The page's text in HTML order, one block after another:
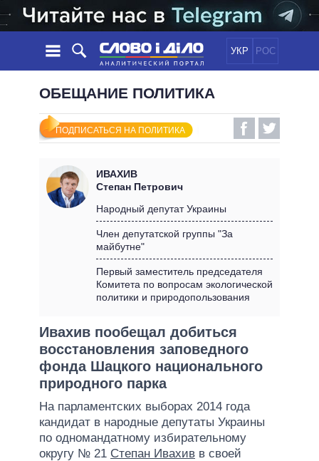
УКР РОС
НОВОСТИ
ЛЕНТА
СОБЫТИЯ
СТАТЬИ
МНЕНИЯ
ОБЗОРЫ
ДАЙДЖЕСТЫ
ПОЛИТИКА
ЭКОНОМИКА
МИР
ОБЕЩАНИЯ
ВСЕ ПОЛИТИКИ
ПРЕЗИДЕНТ И ОФИС
КАБИНЕТ МИНИСТРОВ
ГЛАВЫ ОБЛАДМИНИСТРАЦИЙ
ИНФОГРАФИКА
ВИДЕО
ПОДДЕРЖАТЬ
СРАВНЕНИЕ ПОЛИТИКОВ
ОБЕЩАНИЕ ПОЛИТИКА
ПОДПИСАТЬСЯ НА ПОЛИТИКА
ИВАХИВ
Степан Петрович
Народный депутат Украины
Член депутатской группы "За
майбутне"
Первый заместитель председателя
Комитета по вопросам экологической
политики и природопользования
Ивахив пообещал добиться
восстановления заповедного
фонда Шацкого национального
природного парка
На парламентских выборах 2014 года
кандидат в народные депутаты Украины
по одномандатному избирательному
округу № 21 Степан Ивахив в своей